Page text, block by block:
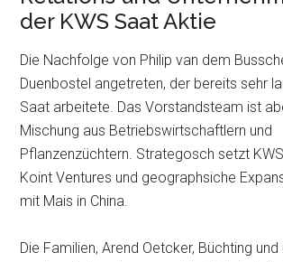
der KWS Saat Aktie
Die Nachfolge von Philip van dem
Duenbostel angetreten, der bereits sehr
Saat arbeitete. Das Vorstandsteam ist
Mischung aus Betriebswirtschaftlern und
Pflanzenzüchtern. Strategosch setzt
Koint Ventures und geographsiche
mit Mais in China.
Die Familien, Arend Oetcker, Büchting